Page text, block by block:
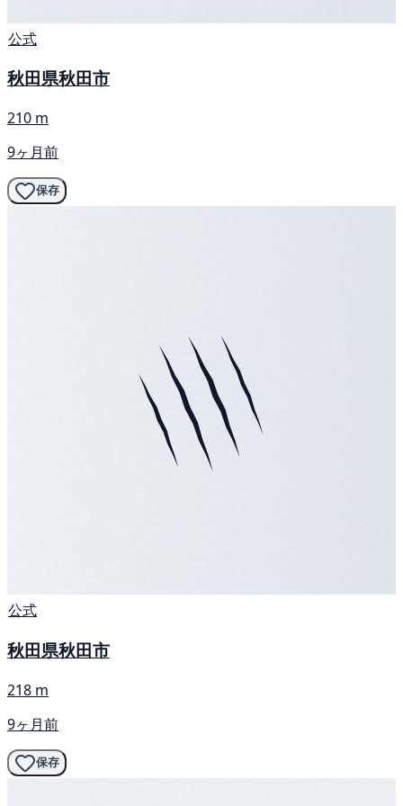
公式
秋田県秋田市
210 m
9ヶ月前
保存
公式
秋田県秋田市
218 m
9ヶ月前
保存